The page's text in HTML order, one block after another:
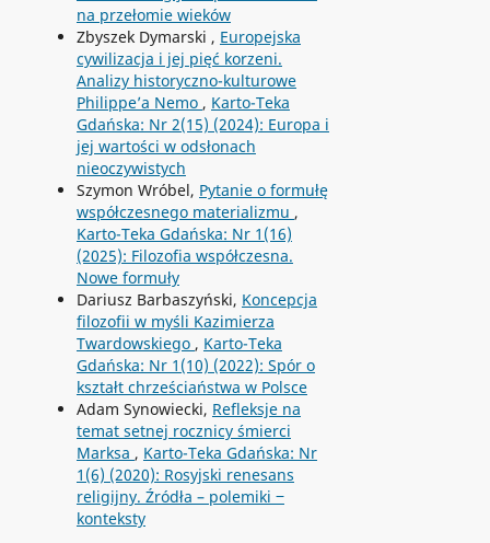
na przełomie wieków
Zbyszek Dymarski , Europejska
cywilizacja i jej pięć korzeni.
Analizy historyczno-kulturowe
Philippe’a Nemo , Karto-Teka
Gdańska: Nr 2(15) (2024): Europa i
jej wartości w odsłonach
nieoczywistych
Szymon Wróbel, Pytanie o formułę
współczesnego materializmu ,
Karto-Teka Gdańska: Nr 1(16)
(2025): Filozofia współczesna.
Nowe formuły
Dariusz Barbaszyński, Koncepcja
filozofii w myśli Kazimierza
Twardowskiego , Karto-Teka
Gdańska: Nr 1(10) (2022): Spór o
kształt chrześciaństwa w Polsce
Adam Synowiecki, Refleksje na
temat setnej rocznicy śmierci
Marksa , Karto-Teka Gdańska: Nr
1(6) (2020): Rosyjski renesans
religijny. Źródła – polemiki ‒
konteksty